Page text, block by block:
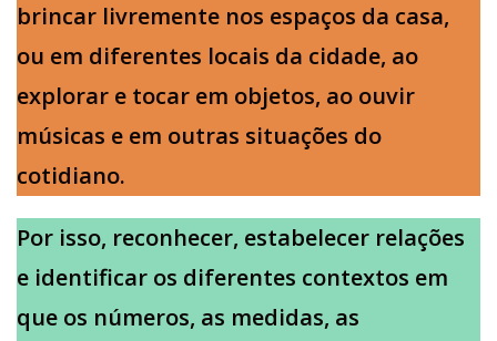
brincar livremente nos espaços da casa,
ou em diferentes locais da cidade, ao
explorar e tocar em objetos, ao ouvir
músicas e em outras situações do
cotidiano.
Por isso, reconhecer, estabelecer relações
e identificar os diferentes contextos em
que os números, as medidas, as